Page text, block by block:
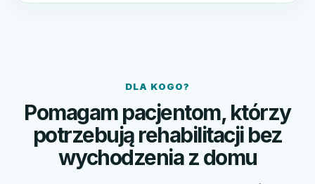
DLA KOGO?
Pomagam pacjentom, którzy
potrzebują rehabilitacji bez
wychodzenia z domu